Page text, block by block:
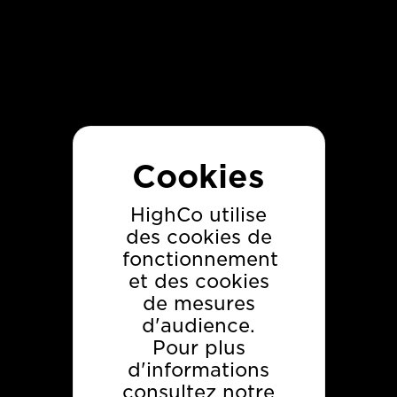
HighCo utilise
des cookies de
fonctionnement
et des cookies
de mesures
d'audience.
Pour plus
d'informations
consultez notre